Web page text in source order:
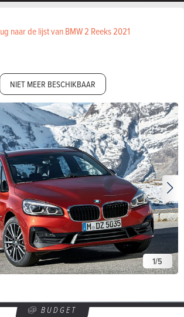
naar de lijst van BMW 2 Reeks 2021
NIET MEER BESCHIKBAAR
1/5
BUDGET